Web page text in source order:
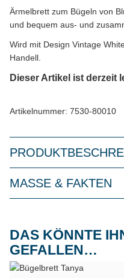
Ärmelbrett zum Bügeln von
und bequem aus- und
Wird mit Design Vintage
Handell.
Dieser Artikel ist derzeit
Artikelnummer: 7530-80010
MASSE & FAKTEN
DAS KÖNNTE
GEFALLEN…